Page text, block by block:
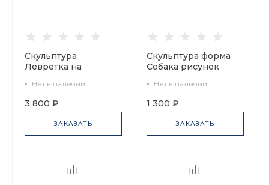
Скульптура
Левретка на
82.81318.00.1
Нет в наличии
3 800 ₽
ЗАКАЗАТЬ
Скульптура форма
Собака рисунок
82.04392.00.1
Нет в наличии
1 300 ₽
ЗАКАЗАТЬ